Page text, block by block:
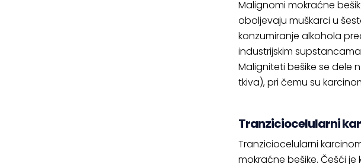
Malignomi mokraćne
oboljevaju muškarci u
konzumiranje alkohola
industrijskim
Maligniteti bešike se dele
tkiva), pri čemu su
Tranziciocelularni
Tranziciocelularni
mokraćne bešike. Češći